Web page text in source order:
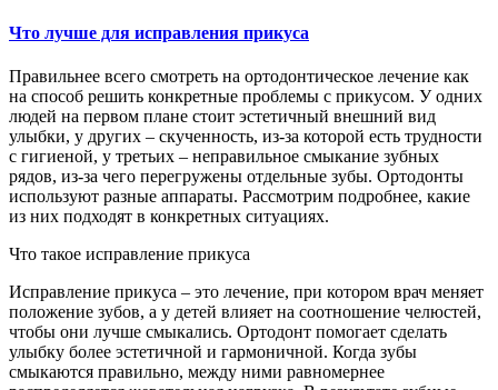
Что лучше для исправления прикуса
Правильнее всего смотреть на ортодонтическое лечение как
на способ решить конкретные проблемы с прикусом. У одних
людей на первом плане стоит эстетичный внешний вид
улыбки, у других – скученность, из-за которой есть трудности
с гигиеной, у третьих – неправильное смыкание зубных
рядов, из-за чего перегружены отдельные зубы. Ортодонты
используют разные аппараты. Рассмотрим подробнее, какие
из них подходят в конкретных ситуациях.
Что такое исправление прикуса
Исправление прикуса – это лечение, при котором врач меняет
положение зубов, а у детей влияет на соотношение челюстей,
чтобы они лучше смыкались. Ортодонт помогает сделать
улыбку более эстетичной и гармоничной. Когда зубы
смыкаются правильно, между ними равномернее